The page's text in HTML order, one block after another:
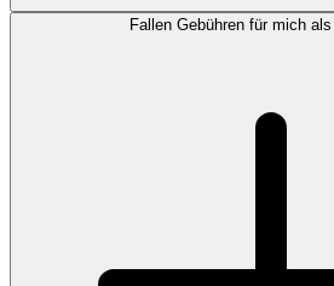
Fallen Gebühren für mich